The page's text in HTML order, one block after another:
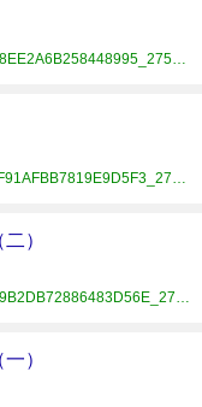
http://www.hongmuren.cn/sf_986427394C1346918EE2A6B258448995_275_D2A1E35190.html
http://www.hongmuren.cn/sf_A2B67FEDD240431F91AFBB7819E9D5F3_275_D2A1E35190.html
）
http://www.hongmuren.cn/sf_A4AAEEFF2D0B41B9B2DB72886483D56E_275_D2A1E35190.html
）